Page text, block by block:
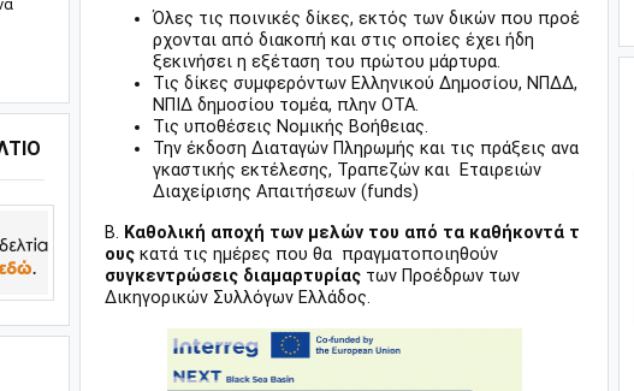
Όλες τις ποινικές δίκες, εκτός των δικών που προέ
ρχονται από διακοπή και στις οποίες έχει ήδη
ξεκινήσει η εξέταση του πρώτου μάρτυρα.
Τις δίκες συμφερόντων Ελληνικού Δημοσίου, ΝΠΔΔ,
ΝΠΙΔ δημοσίου τομέα, πλην ΟΤΑ.
Τις υποθέσεις Νομικής Βοήθειας.
Την έκδοση Διαταγών Πληρωμής και τις πράξεις ανα
γκαστικής εκτέλεσης, Τραπεζών και Εταιρειών
Διαχείρισης Απαιτήσεων (funds)
Β. Καθολική αποχή των μελών του από τα καθήκοντά τ
ους κατά τις ημέρες που θα πραγματοποιηθούν
συγκεντρώσεις διαμαρτυρίας των Προέδρων των
Δικηγορικών Συλλόγων Ελλάδος.